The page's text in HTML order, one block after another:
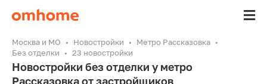
Москва и МО Новостройки
Метро Рассказовка
Без отделки
23 новостройки
Новостройки без отделки у метро
Рассказовка от застройщиков